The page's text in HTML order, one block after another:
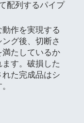
配列するパイプ
作を実現する
ング後、切断さ
たしているか
す。破損した
た完成品はシ